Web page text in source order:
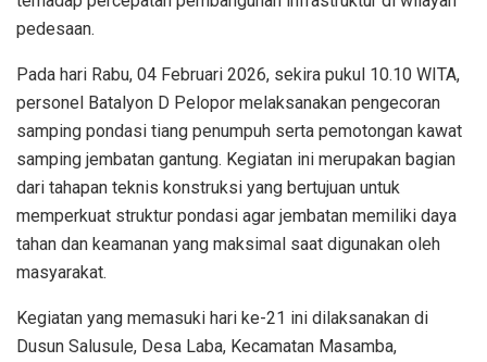
pedesaan.
Pada hari Rabu, 04 Februari 2026, sekira pukul 10.10 WITA,
personel Batalyon D Pelopor melaksanakan pengecoran
samping pondasi tiang penumpuh serta pemotongan kawat
samping jembatan gantung. Kegiatan ini merupakan bagian
dari tahapan teknis konstruksi yang bertujuan untuk
memperkuat struktur pondasi agar jembatan memiliki daya
tahan dan keamanan yang maksimal saat digunakan oleh
masyarakat.
Kegiatan yang memasuki hari ke-21 ini dilaksanakan di
Dusun Salusule, Desa Laba, Kecamatan Masamba,